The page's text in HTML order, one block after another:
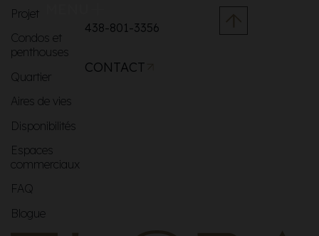
Projet
Condos et
penthouses
Quartier
Aires de vies
Disponibilités
Espaces
commerciaux
FAQ
Blogue
438-801-3356
CONTACT